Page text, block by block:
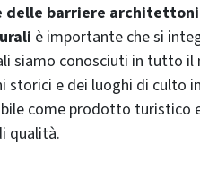
delle barriere
è importante che si
siamo conosciuti in tutto il
storici e dei luoghi di culto
come prodotto turistico
qualità.